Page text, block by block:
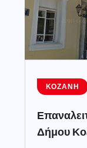
ΚΟΖΆΝΗ
Δήμου